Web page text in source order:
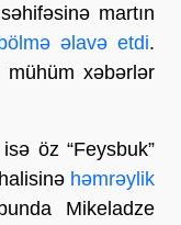
martın
əlavə etdi.
mühüm xəbərlər
öz “Feysbuk”
həmrəylik
Mikeladze